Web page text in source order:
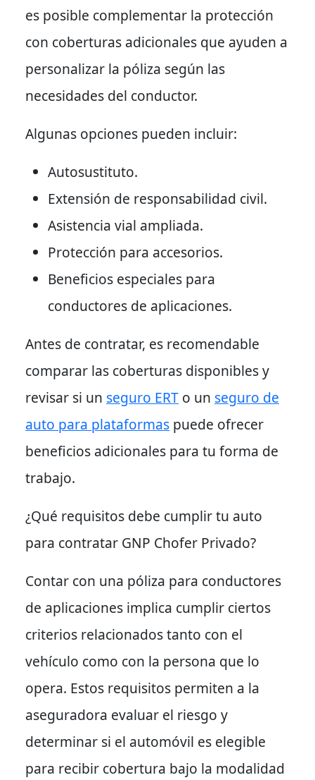
es posible complementar la protección
con coberturas adicionales que ayuden a
personalizar la póliza según las
necesidades del conductor.
Algunas opciones pueden incluir:
Autosustituto.
Extensión de responsabilidad civil.
Asistencia vial ampliada.
Protección para accesorios.
Beneficios especiales para
conductores de aplicaciones.
Antes de contratar, es recomendable
comparar las coberturas disponibles y
revisar si un seguro ERT o un seguro de
auto para plataformas puede ofrecer
beneficios adicionales para tu forma de
trabajo.
¿Qué requisitos debe cumplir tu auto
para contratar GNP Chofer Privado?
Contar con una póliza para conductores
de aplicaciones implica cumplir ciertos
criterios relacionados tanto con el
vehículo como con la persona que lo
opera. Estos requisitos permiten a la
aseguradora evaluar el riesgo y
determinar si el automóvil es elegible
para recibir cobertura bajo la modalidad